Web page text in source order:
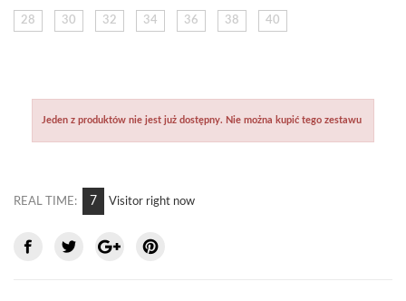
28 30 32 34 36 38 40
Jeden z produktów nie jest już dostępny. Nie można kupić tego zestawu
REAL TIME: 8 Visitor right now